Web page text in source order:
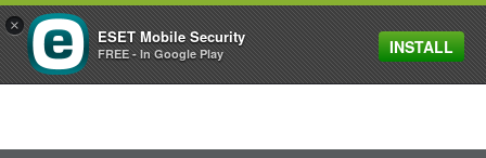
MENU
×
ESET Mobile Security
FREE - In Google Play INSTALL